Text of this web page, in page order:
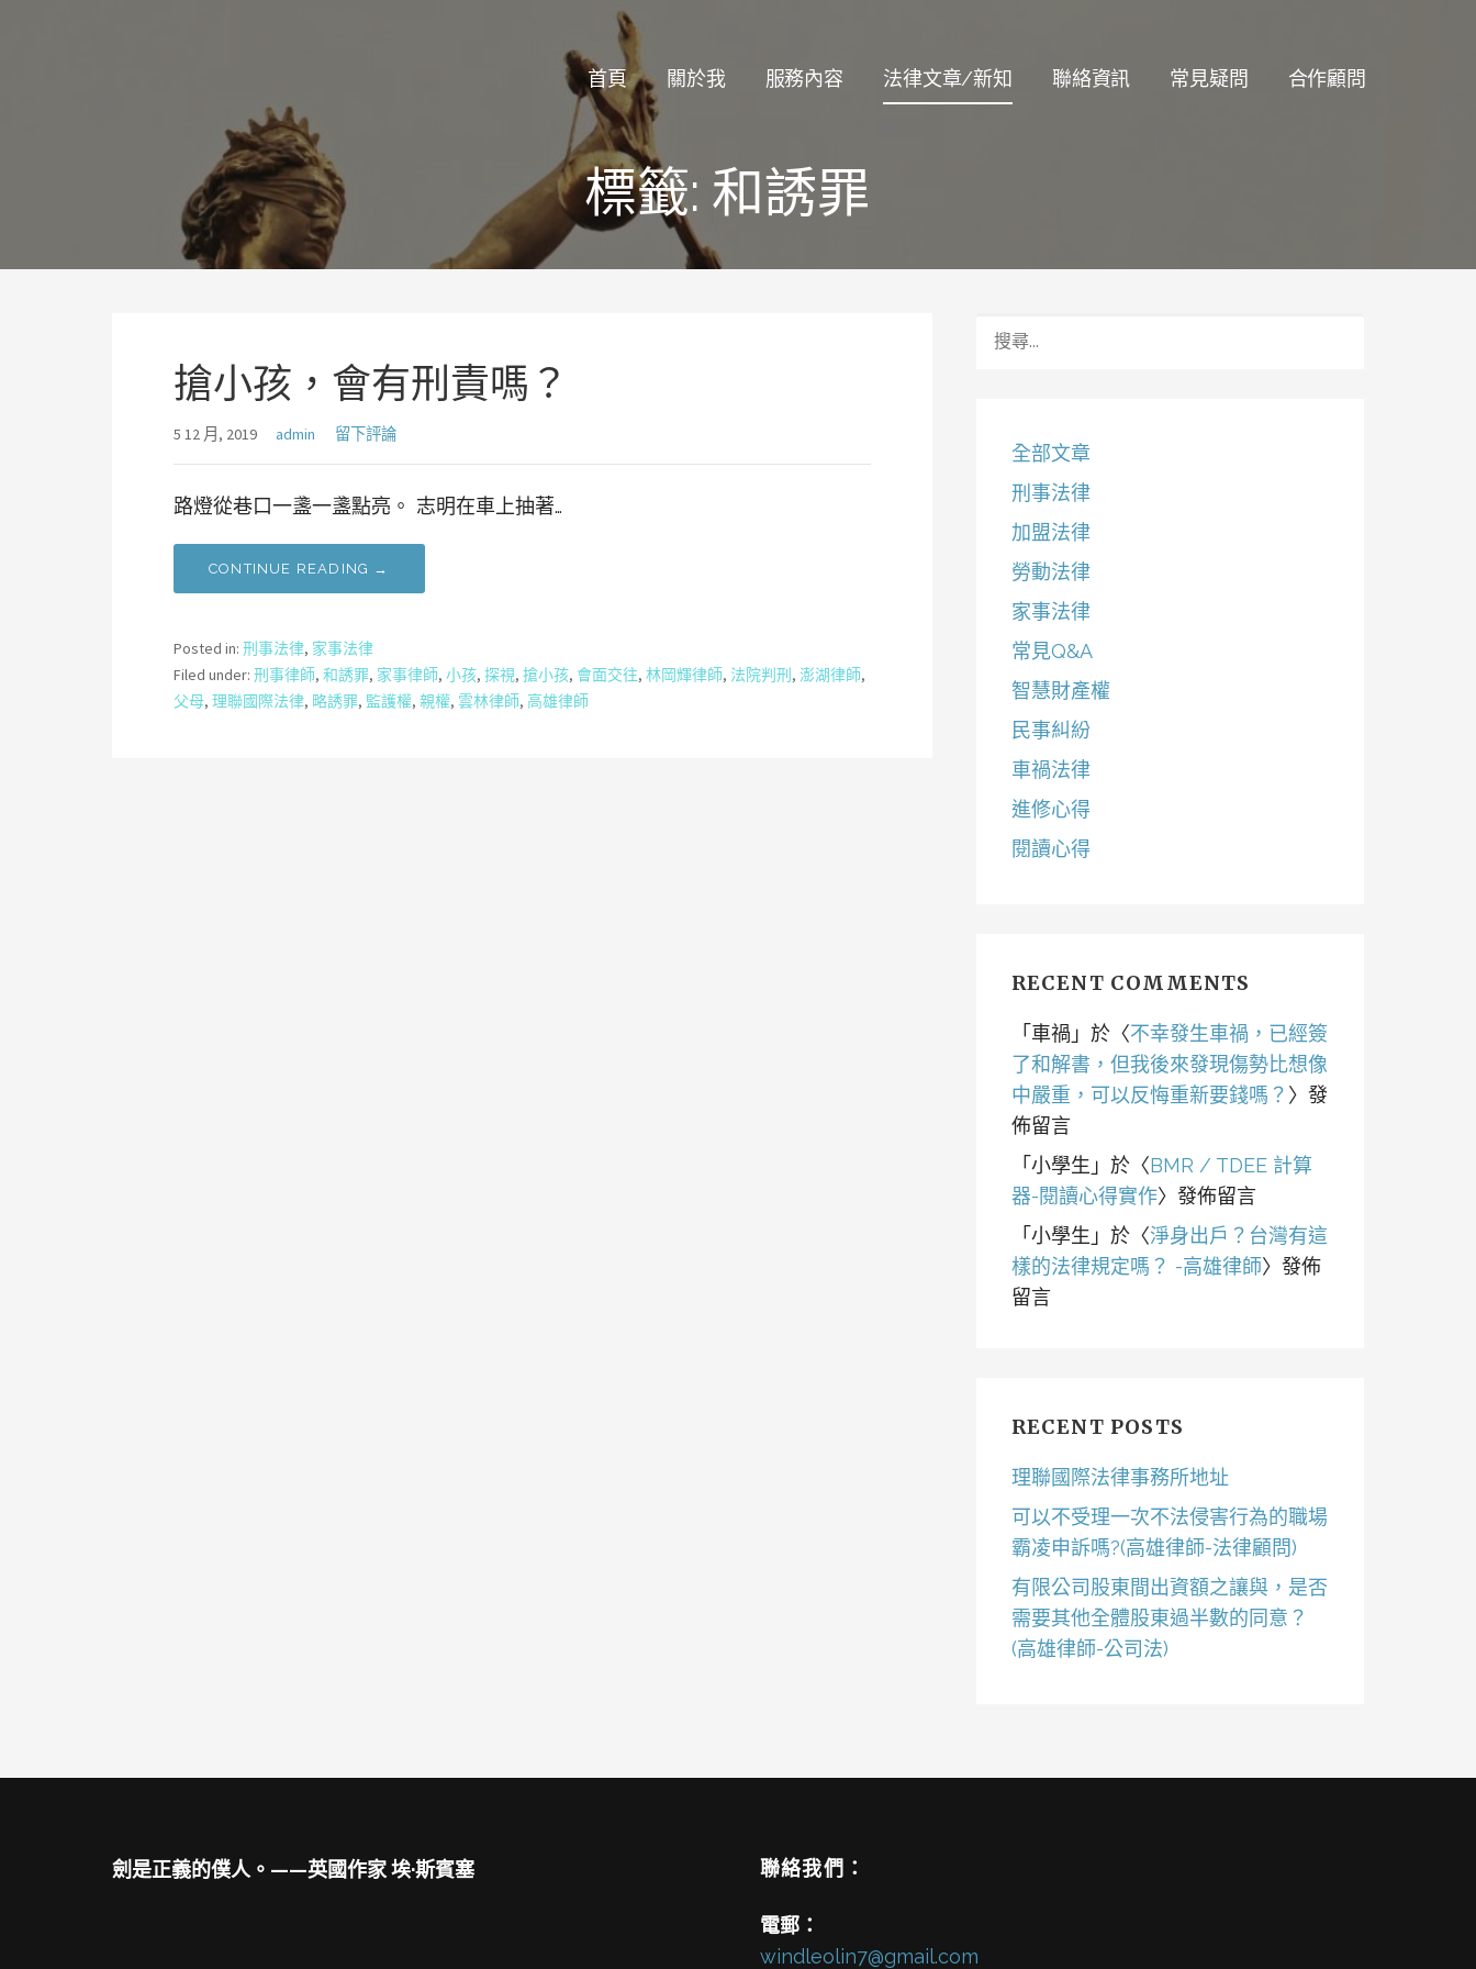
首頁 關於我 服務內容 法律文章/新知 聯絡資訊 常見疑問 合作顧問
標籤: 和誘罪
搶小孩，會有刑責嗎？
5 12 月, 2019 admin 留下評論
路燈從巷口一盞一盞點亮。 志明在車上抽著…
CONTINUE READING →
Posted in: 刑事法律, 家事法律
Filed under: 刑事律師, 和誘罪, 家事律師, 小孩, 探視, 搶小孩, 會面交往, 林岡輝律師, 法院判刑, 澎湖律師,
父母, 理聯國際法律, 略誘罪, 監護權, 親權, 雲林律師, 高雄律師
全部文章
刑事法律
加盟法律
勞動法律
家事法律
常見Q&A
智慧財產權
民事糾紛
車禍法律
進修心得
閱讀心得
RECENT COMMENTS
「 車禍 」於〈不幸發生車禍，已經簽
了和解書，但我後來發現傷勢比想像
中嚴重，可以反悔重新要錢嗎？ 〉發
佈留言
「 小學生 」於〈BMR / TDEE 計算
器-閱讀心得實作〉發佈留言
「 小學生 」於〈淨身出戶？台灣有這
樣的法律規定嗎？ -高雄律師〉發佈
留言
RECENT POSTS
理聯國際法律事務所地址
可以不受理一次不法侵害行為的職場
霸凌申訴嗎?(高雄律師-法律顧問)
有限公司股東間出資額之讓與，是否
需要其他全體股東過半數的同意？
(高雄律師-公司法)
劍是正義的僕人。——英國作家 埃·斯賓塞 聯絡我們：
電郵：
windleolin7@gmail.com